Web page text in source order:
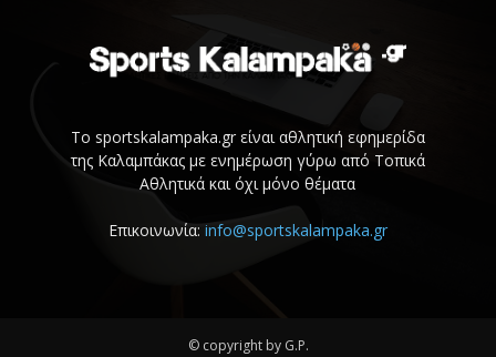
Το sportskalampaka.gr είναι αθλητική εφημερίδα
της Καλαμπάκας με ενημέρωση γύρω από Τοπικά
Αθλητικά και όχι μόνο θέματα
Επικοινωνία: info@sportskalampaka.gr
© copyright by G.P.